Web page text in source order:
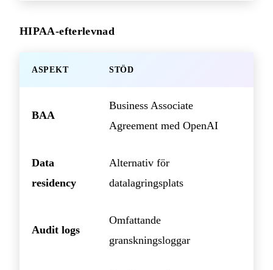
HIPAA-efterlevnad
ASPEKT STÖD
BAA
Business Associate
Agreement med OpenAI
Data
residency
Alternativ för
datalagringsplats
Audit logs
Omfattande
granskningsloggar